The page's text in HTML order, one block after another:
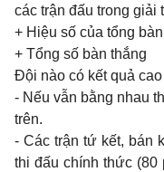
các trận đấu trong giải
+ Hiệu số của tổng
+ Tổng số bàn thắng
Đội nào có kết quả
- Nếu vẫn bằng nhau
trên.
- Các trận tứ kết, bán
thi đấu chính thức (80